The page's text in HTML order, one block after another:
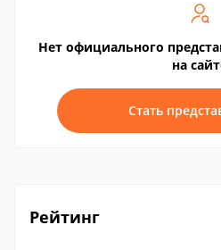
Нет официального
на
Стать
Рейтинг